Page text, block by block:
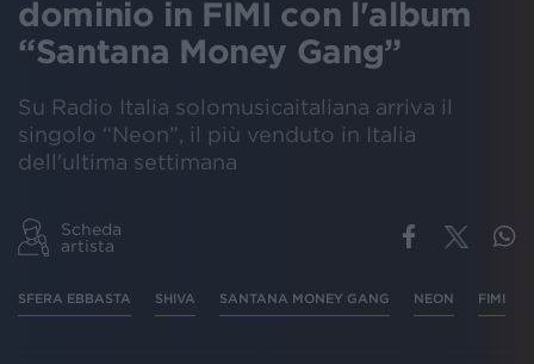
dominio in FIMI con l'album
“Santana Money Gang”
Su Radio Italia solomusicaitaliana arriva il
singolo “Neon”, il più venduto in Italia
dell'ultima settimana
Scheda
artista
SFERA EBBASTA SHIVA SANTANA MONEY GANG NEON FIMI